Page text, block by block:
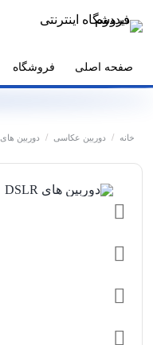
صفحه اصلی فروشگاه
خانه / دوربین عکاسی / دوربین های DSLR